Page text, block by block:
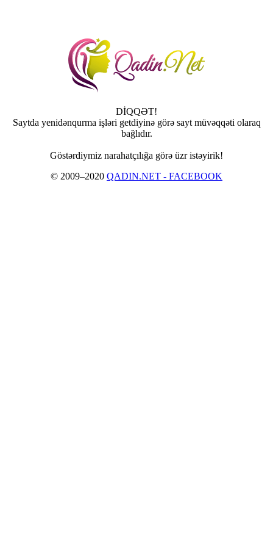
DİQQƏT!
Saytda yenidənqurma işləri getdiyinə görə sayt müvəqqəti olaraq
bağlıdır.
Göstərdiymiz narahatçılığa görə üzr istəyirik!
© 2009–2020 QADIN.NET - FACEBOOK